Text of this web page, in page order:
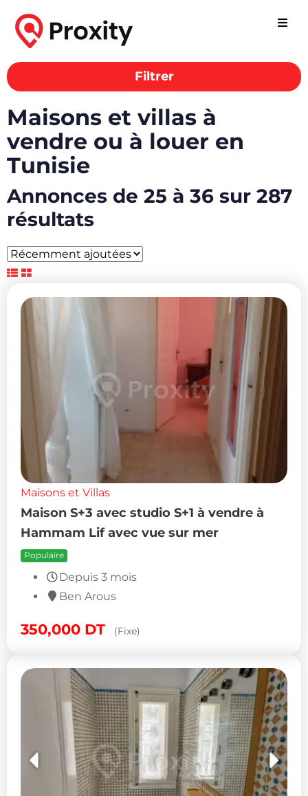
Filtrer
Maisons et villas à
vendre ou à louer en
Tunisie
Annonces de 25 à 36 sur 287
résultats
Maisons et Villas
Maison S+3 avec studio S+1 à vendre à
Hammam Lif avec vue sur mer
Populaire
Depuis 3 mois
Ben Arous
350,000 DT (Fixe)